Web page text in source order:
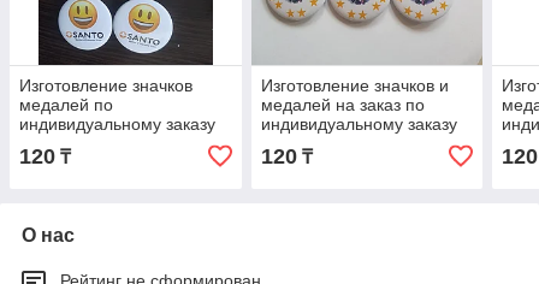
Изготовление значков
медалей по
индивидуальному заказу
120 ₸
Изготовление значков и
медалей на заказ по
индивидуальному заказу
120₸ 120
О нас